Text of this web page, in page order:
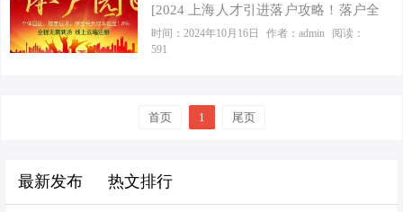
业技术人才和管理人才可以通过人才
引进的方式落户上海。具体条件包括
学历、职称、工作经验等方面的要
先来说说这 2025 年延迟退休新政，这
意味着大家的工作年限可能要延长
户政策可以好好利用呢。上海作为国
际化大都市，落户政策那可是相当有
先聊聊财税方面哈。就拿净利润 500
万来举例，这可是不少的利润呢。如
[2024 上海人才引进落户攻略！落户全
流程解析（附材料清单）] 今天接到一
个老板电话，他焦急地询问上海人才
节，于是决定为他详细解答。 上海人
底如何才能顺利办理上海人才引进落
户呢？下面，我将为大家详细解析落
时间：2024年10月16日 作者：admin
阅读：
591
首页 1 尾页
最新发布 热文排行